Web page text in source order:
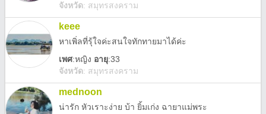
จังหวัด: สมุทรสงคราม
keee
หาเพิ่ลที่รุ้ใจค่ะสนใจทักทายมาได้ค่ะ
เพศ:หญิง อายุ:33
จังหวัด: สมุทรสงคราม
mednoon
น่ารัก หัวเราะง่าย บ้า ยิ้มเก่ง ฉายาแม่พระ